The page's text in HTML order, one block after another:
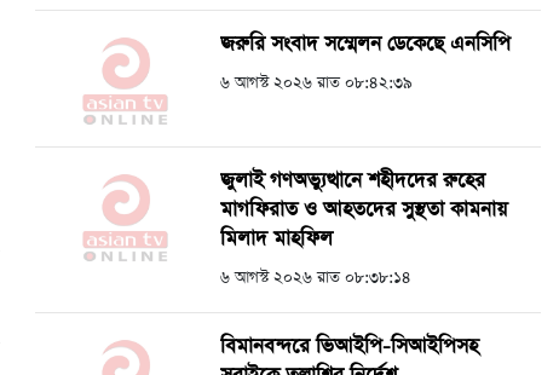
জরুরি সংবাদ সম্মেলন ডেকেছে এনসিপি
৬ আগস্ট ২০২৬ রাত ০৮:৪২:৩৯
জুলাই গণঅভ্যুত্থানে শহীদদের রুহের
মাগফিরাত ও আহতদের সুস্থতা কামনায়
মিলাদ মাহফিল
৬ আগস্ট ২০২৬ রাত ০৮:৩৮:১৪
বিমানবন্দরে ভিআইপি-সিআইপিসহ